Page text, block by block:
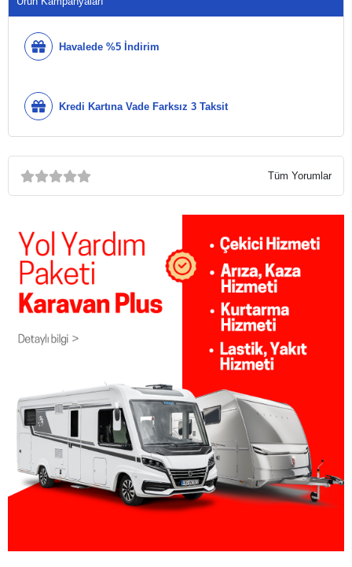
Havalede %5 İndirim
Kredi Kartına Vade Farksız 3 Taksit
Tüm Yorumlar